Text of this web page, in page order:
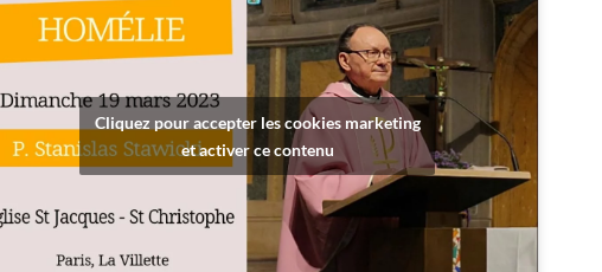
Cliquez pour accepter les cookies marketing
et activer ce contenu